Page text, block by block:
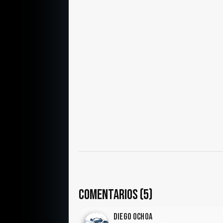
COMENTARIOS (5)
Diego Ochoa